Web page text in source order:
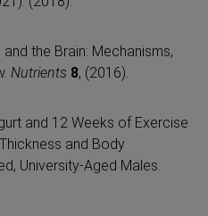
the Brain: Mechanisms,
Nutrients 8, (2016).
and 12 Weeks of Exercise
and Body
University-Aged Males.